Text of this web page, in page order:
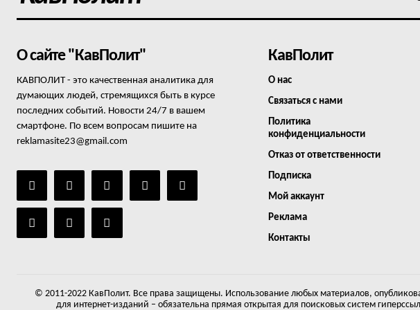
О сайте "КавПолит"
КАВПОЛИТ - это качественная аналитика для
думающих людей, стремящихся быть в курсе
последних событий. Новости 24/7 в вашем
смартфоне. По всем вопросам пишите на
reklamasite23@gmail.com
КавПолит
О нас
Связаться с нами
Политика
конфиденциальности
Отказ от ответственности
Подписка
Мой аккаунт
Реклама
Контакты
© 2011-2022 КавПолит. Все права защищены. Использование любых материалов,
для интернет-изданий – обязательна прямая открытая для поисковых систем